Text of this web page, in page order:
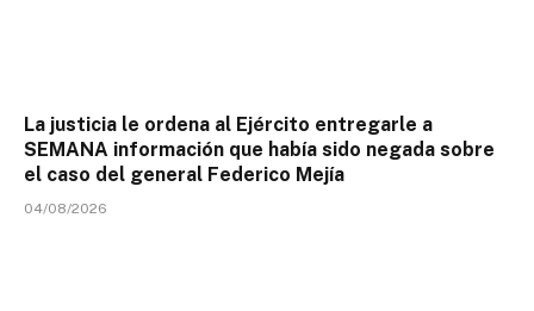
La justicia le ordena al Ejército entregarle a
SEMANA información que había sido negada sobre
el caso del general Federico Mejía
04/08/2026